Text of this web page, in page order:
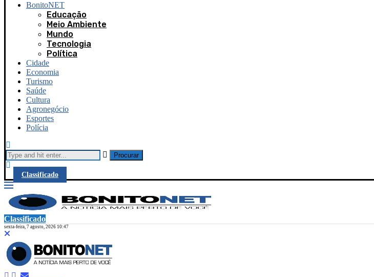
BonitoNET
Educação
Meio Ambiente
Mundo
Tecnologia
Política
Cidade
Economia
Turismo
Saúde
Cultura
Agronegócio
Esportes
Polícia
Procurar
Classificado
Classificado
sexta-feira, 7 agosto, 2026 10:47